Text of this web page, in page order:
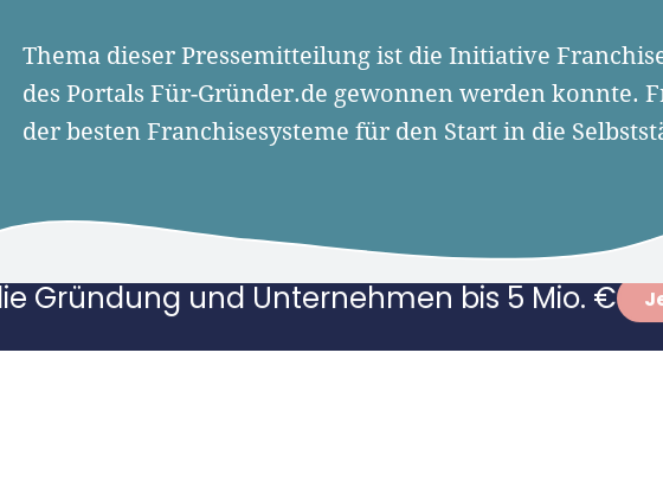
Thema dieser Pressemitteilung ist die Initiative
des Portals Für-Gründer.de gewonnen werden konnte.
der besten Franchisesysteme für den Start in die